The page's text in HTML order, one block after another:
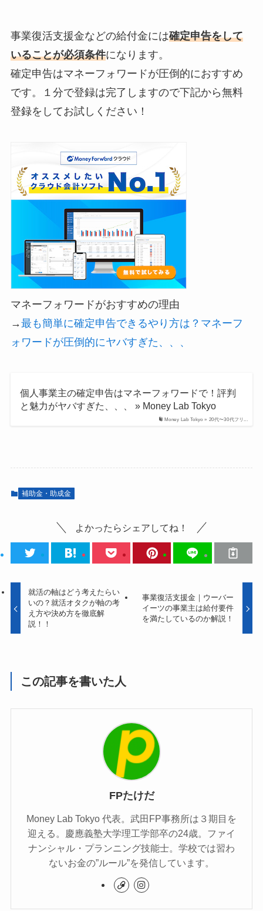
事業復活支援金などの給付金には確定申告をして
いることが必須条件になります。
確定申告はマネーフォワードが圧倒的におすすめ
です。１分で登録は完了しますので下記から無料
登録をしてお試しください！
マネーフォワードがおすすめの理由
→最も簡単に確定申告できるやり方は？マネーフ
ォワードが圧倒的にヤバすぎた、、、
Money Lab Tokyo » 20代〜30代フリ...
個人事業主の確定申告はマネーフォワードで！評判
と魅力がヤバすぎた、、、 » Money Lab Tokyo
補助金・助成金
よかったらシェアしてね！
就活の軸はどう考えたらい
いの？就活オタクが軸の考
え方や決め方を徹底解
説！！
事業復活支援金｜ウーバー
イーツの事業主は給付要件
を満たしているのか解説！
この記事を書いた人
FPたけだ
Money Lab Tokyo 代表。武田FP事務所は３期目を
迎える。慶應義塾大学理工学部卒の24歳。ファイ
ナンシャル・プランニング技能士。学校では習わ
ないお金の”ルール”を発信しています。